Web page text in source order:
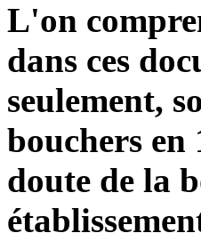
L'on
dans ces
seulement,
bouchers en
doute de la